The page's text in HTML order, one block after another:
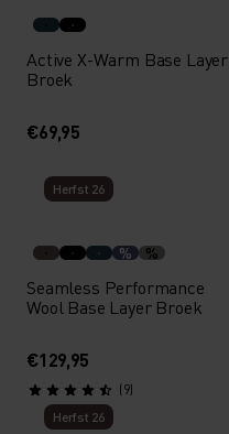
Active X-Warm Base Layer
Broek
€69,95
Herfst 26
% %
Seamless Performance
Wool Base Layer Broek
€129,95
(9)
Herfst 26